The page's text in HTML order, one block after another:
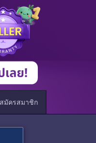
มัครสมาชิก